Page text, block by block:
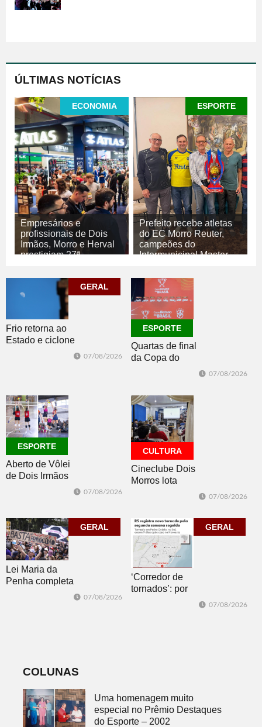
ÚLTIMAS NOTÍCIAS
ECONOMIA
Empresários e
profissionais de Dois
Irmãos, Morro e Herval
prestigiam 27ª
07/08/2026
ECONOMIA
ESPORTE
Prefeito recebe atletas
do EC Morro Reuter,
campeões do
Intermunicipal Master
07/08/2026
ESPORTE
GERAL
Frio retorna ao
Estado e ciclone
07/08/2026
ESPORTE
Quartas de final
da Copa do
Brasil 2026: veja
do sorteio
07/08/2026
ESPORTE
Aberto de Vôlei
de Dois Irmãos
jogos
07/08/2026
CULTURA
Cineclube Dois
Morros lota
corpo que cai”
07/08/2026
GERAL
Lei Maria da
Penha completa
07/08/2026
GERAL
‘Corredor de
tornados’: por
07/08/2026
COLUNAS
Uma homenagem muito
especial no Prêmio Destaques
do Esporte – 2002